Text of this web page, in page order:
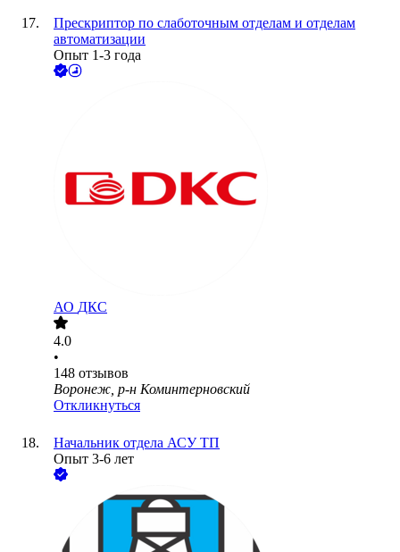
Прескриптор по слаботочным отделам и отделам
автоматизации
Опыт 1-3 года
АО ДКС
4.0
•
148 отзывов
Воронеж, р-н Коминтерновский
Откликнуться
Начальник отдела АСУ ТП
Опыт 3-6 лет